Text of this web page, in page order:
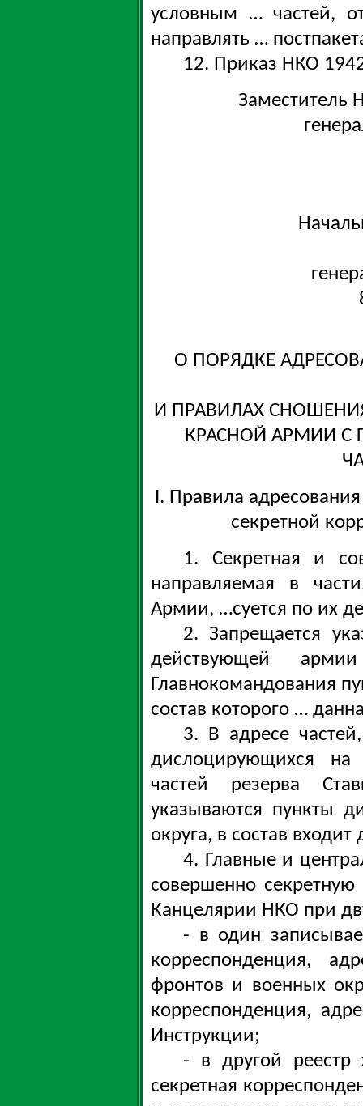
условным … частей,
направлять …
12. Приказ НКО
Заместитель
О ПОРЯДКЕ
И ПРАВИЛАХ
КРАСНОЙ АРМИИ С
I. Правила
секретной
1. Секретная и
направляемая в
Армии, …суется по их
2. Запрещается
действующей
Главнокомандования
состав которого …
3. В адресе
дислоцирующихся на
частей резерва
указываются пункты
округа, в состав
4. Главные и
совершенно
Канцелярии НКО при
- в один
корреспонденция,
фронтов и военных
корреспонденция,
Инструкции;
- в другой реестр
секретная